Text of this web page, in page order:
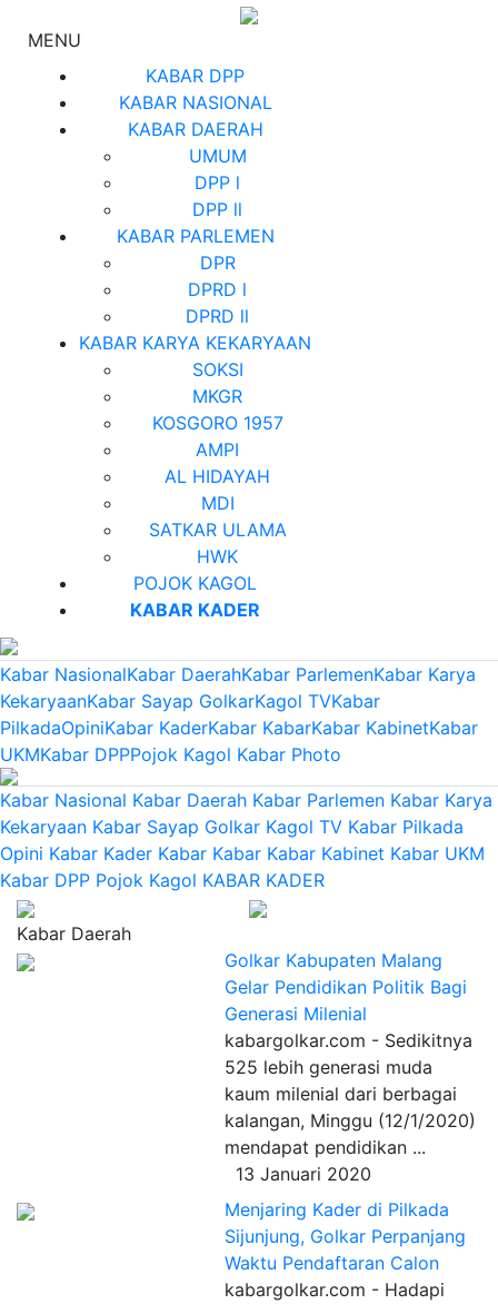
MENU
KABAR DPP
KABAR NASIONAL
KABAR DAERAH
UMUM
DPP l
DPP ll
KABAR PARLEMEN
DPR
DPRD l
DPRD ll
KABAR KARYA KEKARYAAN
SOKSI
MKGR
KOSGORO 1957
AMPI
AL HIDAYAH
MDI
SATKAR ULAMA
HWK
POJOK KAGOL
KABAR KADER
Kabar NasionalKabar DaerahKabar ParlemenKabar Karya
KekaryaanKabar Sayap GolkarKagol TVKabar
PilkadaOpiniKabar KaderKabar KabarKabar KabinetKabar
UKMKabar DPPPojok Kagol Kabar Photo
Kabar Nasional Kabar Daerah Kabar Parlemen Kabar Karya
Kekaryaan Kabar Sayap Golkar Kagol TV Kabar Pilkada
Opini Kabar Kader Kabar Kabar Kabar Kabinet Kabar UKM
Kabar DPP Pojok Kagol KABAR KADER
Kabar Daerah
Golkar Kabupaten Malang
Gelar Pendidikan Politik Bagi
Generasi Milenial
kabargolkar.com - Sedikitnya
525 lebih generasi muda
kaum milenial dari berbagai
kalangan, Minggu (12/1/2020)
mendapat pendidikan ...
13 Januari 2020
Menjaring Kader di Pilkada
Sijunjung, Golkar Perpanjang
Waktu Pendaftaran Calon
kabargolkar.com - Hadapi